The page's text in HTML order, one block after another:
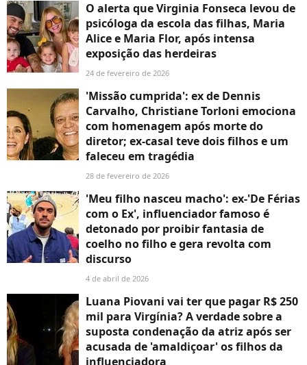
O alerta que Virginia Fonseca levou de
psicóloga da escola das filhas, Maria
Alice e Maria Flor, após intensa
exposição das herdeiras
24 de fevereiro de 2026
'Missão cumprida': ex de Dennis
Carvalho, Christiane Torloni emociona
com homenagem após morte do
diretor; ex-casal teve dois filhos e um
faleceu em tragédia
28 de fevereiro de 2026
'Meu filho nasceu macho': ex-'De Férias
com o Ex', influenciador famoso é
detonado por proibir fantasia de
coelho no filho e gera revolta com
discurso
4 de abril de 2026
Luana Piovani vai ter que pagar R$ 250
mil para Virgínia? A verdade sobre a
suposta condenação da atriz após ser
acusada de 'amaldiçoar' os filhos da
influenciadora